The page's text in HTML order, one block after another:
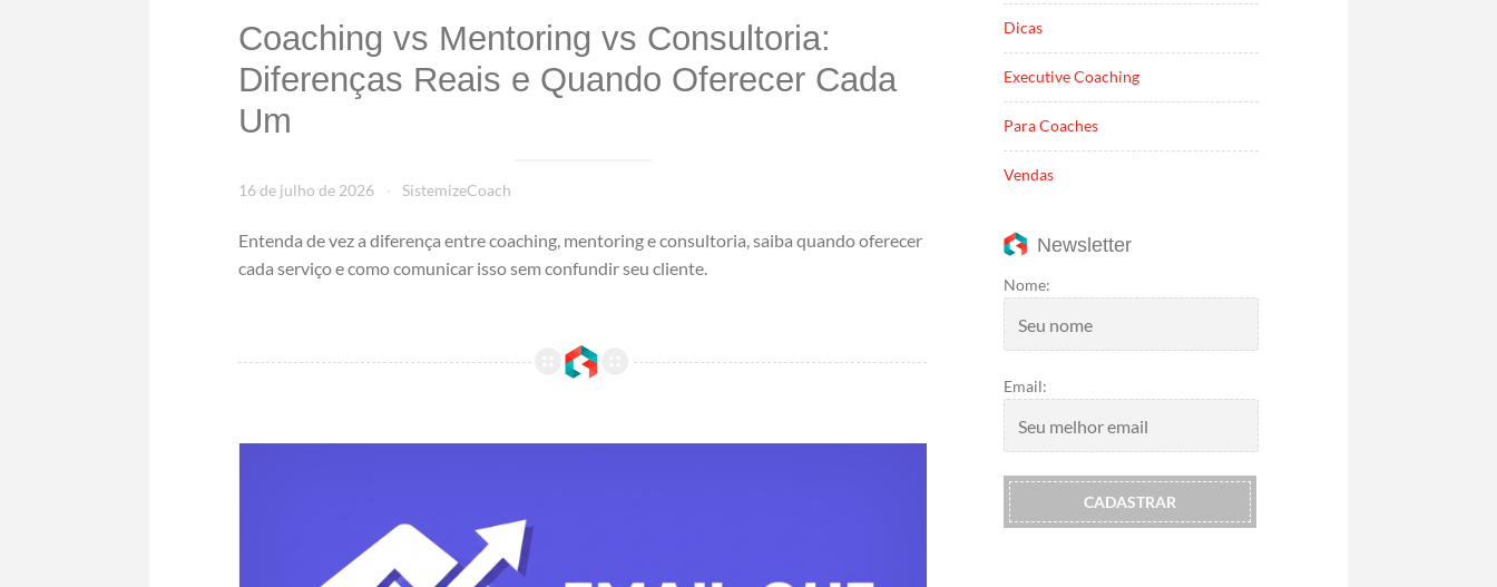
Coaching vs Mentoring vs Consultoria:
Diferenças Reais e Quando Oferecer Cada
Um
16 de julho de 2026 SistemizeCoach
Entenda de vez a diferença entre coaching, mentoring e consultoria, saiba quando oferecer
cada serviço e como comunicar isso sem confundir seu cliente.
Email Marketing para Coaches: Como Nutrir Leads Entre a Sessão Experimental e o Fechamento
Dicas
Executive Coaching
Para Coaches
Vendas
Newsletter
Nome:
Email: